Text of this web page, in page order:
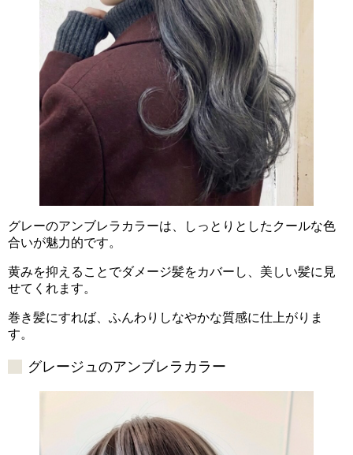
グレーのアンブレラカラーは、しっとりとしたクールな色
合いが魅力的です。
黄みを抑えることでダメージ髪をカバーし、美しい髪に見
せてくれます。
巻き髪にすれば、ふんわりしなやかな質感に仕上がりま
す。
グレージュのアンブレラカラー